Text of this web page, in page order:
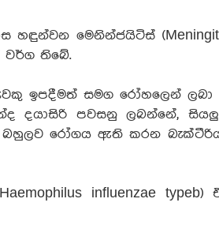
හඳුන්වන මෙනින්ජයිටිස්
තිබේ.
ඉපදීමත් සමග රෝහලෙන් ලබා
දයාසිරි පවසනු ලබන්නේ,
රෝගය ඇති කරන
influenzae